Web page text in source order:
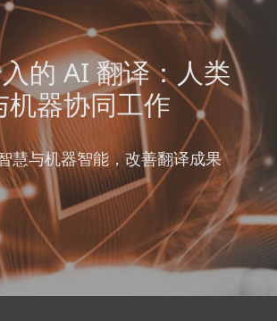
的 AI 翻译：人类
机器协同工作
慧与机器智能，改善翻译成果